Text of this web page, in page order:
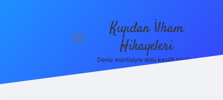
menüyü
Kıyıdan İlham
Hikayeleri
Deniz esintisiyle dolu keyifli bilgiler!